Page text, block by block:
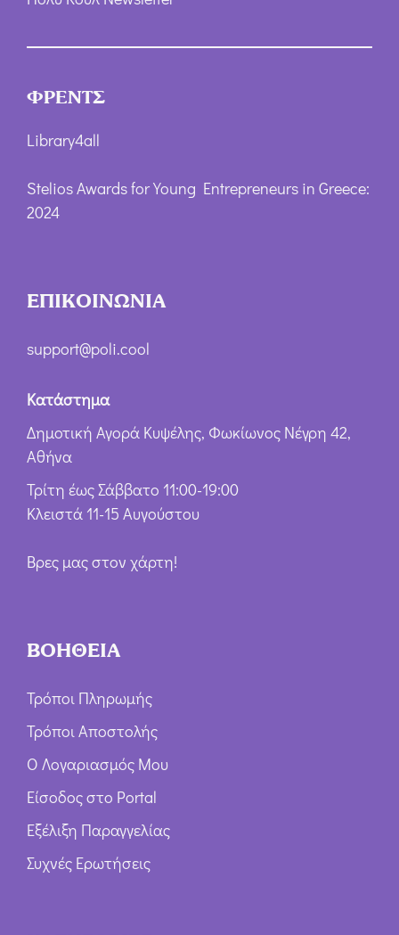
ΦΡΕΝΤΣ
Library4all
Stelios Awards for Young Entrepreneurs in Greece:
2024
ΕΠΙΚΟΙΝΩΝΙΑ
support@poli.cool
Κατάστημα
Δημοτική Αγορά Κυψέλης, Φωκίωνος Νέγρη 42,
Αθήνα
Τρίτη έως Σάββατο 11:00-19:00
Κλειστά 11-15 Αυγούστου
Βρες μας στον χάρτη!
ΒΟΗΘΕΙΑ
Τρόποι Πληρωμής
Τρόποι Αποστολής
Ο Λογαριασμός Μου
Είσοδος στο Portal
Εξέλιξη Παραγγελίας
Συχνές Ερωτήσεις